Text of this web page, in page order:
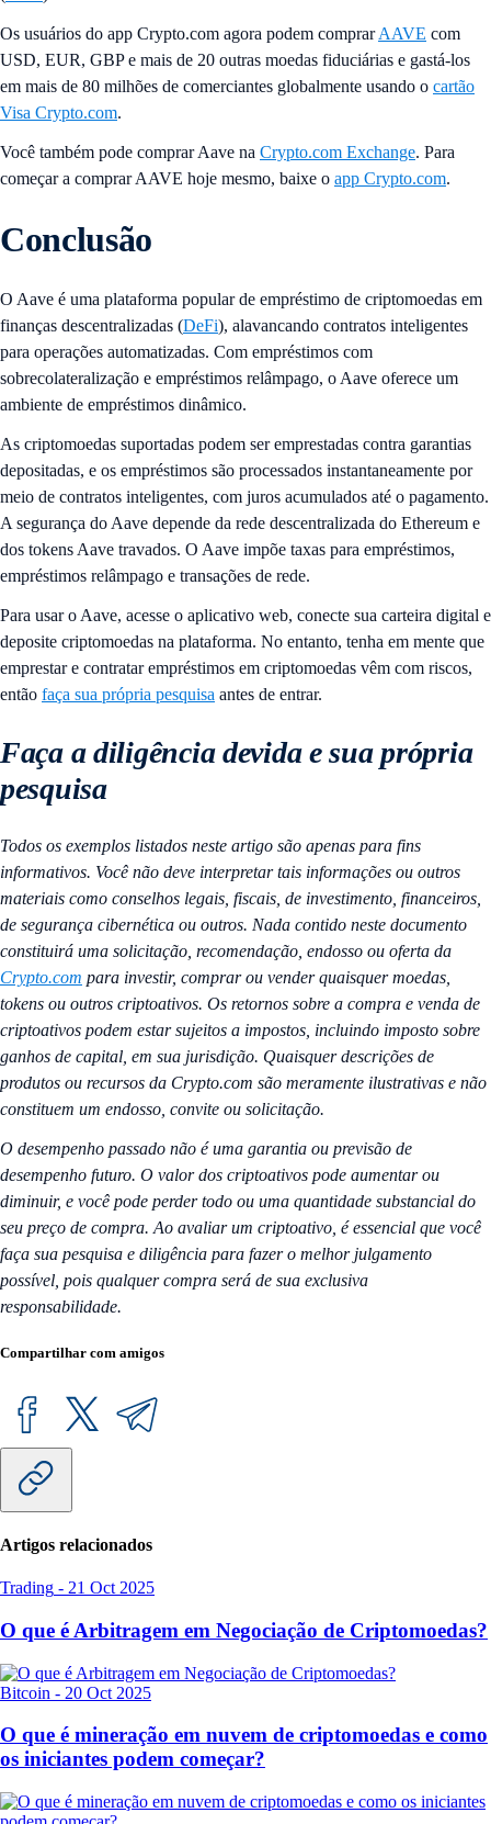
Os usuários do app Crypto.com agora podem comprarAAVE com
USD, EUR, GBP e mais de 20 outras moedas fiduciárias e gastá-los
em mais de 80 milhões de comerciantes globalmente usando o cartão
Visa Crypto.com.
Você também pode comprar Aave na Crypto.com Exchange. Para
começar a comprar AAVE hoje mesmo, baixe o app Crypto.com.
Conclusão
O Aave é uma plataforma popular de empréstimo de criptomoedas em
finanças descentralizadas (DeFi), alavancando contratos inteligentes
para operações automatizadas. Com empréstimos com
sobrecolateralização e empréstimos relâmpago, o Aave oferece um
ambiente de empréstimos dinâmico.
As criptomoedas suportadas podem ser emprestadas contra garantias
depositadas, e os empréstimos são processados instantaneamente por
meio de contratos inteligentes, com juros acumulados até o pagamento.
A segurança do Aave depende da rede descentralizada do Ethereum e
dos tokens Aave travados. O Aave impõe taxas para empréstimos,
empréstimos relâmpago e transações de rede.
Para usar o Aave, acesse o aplicativo web, conecte sua carteira digital e
deposite criptomoedas na plataforma. No entanto, tenha em mente que
emprestar e contratar empréstimos em criptomoedas vêm com riscos,
então faça sua própria pesquisa antes de entrar.
Faça a diligência devida e sua própria
pesquisa
Todos os exemplos listados neste artigo são apenas para fins
informativos. Você não deve interpretar tais informações ou outros
materiais como conselhos legais, fiscais, de investimento, financeiros,
de segurança cibernética ou outros. Nada contido neste documento
constituirá uma solicitação, recomendação, endosso ou oferta da
Crypto.com para investir, comprar ou vender quaisquer moedas,
tokens ou outros criptoativos. Os retornos sobre a compra e venda de
criptoativos podem estar sujeitos a impostos, incluindo imposto sobre
ganhos de capital, em sua jurisdição. Quaisquer descrições de
produtos ou recursos da Crypto.com são meramente ilustrativas e não
constituem um endosso, convite ou solicitação.
O desempenho passado não é uma garantia ou previsão de
desempenho futuro. O valor dos criptoativos pode aumentar ou
diminuir, e você pode perder todo ou uma quantidade substancial do
seu preço de compra. Ao avaliar um criptoativo, é essencial que você
faça sua pesquisa e diligência para fazer o melhor julgamento
possível, pois qualquer compra será de sua exclusiva
responsabilidade.
Compartilhar com amigos
Artigos relacionados
Trading - 21 Oct 2025
O que é Arbitragem em Negociação de Criptomoedas?
Bitcoin - 20 Oct 2025
O que é mineração em nuvem de criptomoedas e como
os iniciantes podem começar?